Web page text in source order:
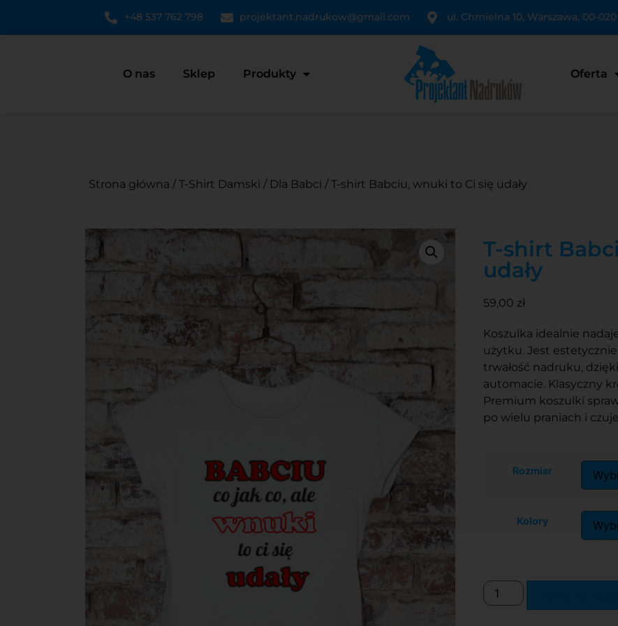
+48 537 762 798 projektant.nadrukow@gmail.com ul. Chmielna 10, Warszawa, 00-020
O nas Sklep Produkty Oferta
Strona główna / T-Shirt Damski / Dla Babci / T-shirt Babciu, wnuki to Ci się udały
T-shirt
udały
59,00 zł
Koszulka idealnie
użytku. Jest
trwałość nadruku,
automacie. Klasyczny
Premium koszulki
po wielu praniach i
Rozmiar
Kolory